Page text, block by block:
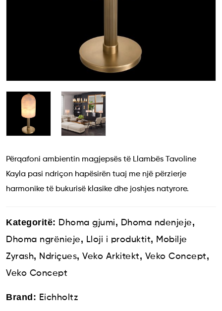
Përqafoni ambientin magjepsës të Llambës Tavoline
Kayla pasi ndriçon hapësirën tuaj me një përzierje
harmonike të bukurisë klasike dhe joshjes natyrore.
Kategoritë: Dhoma gjumi, Dhoma ndenjeje,
Dhoma ngrënieje, Lloji i produktit, Mobilje
Zyrash, Ndriçues, Veko Arkitekt, Veko Concept,
Veko Concept
Brand: Eichholtz